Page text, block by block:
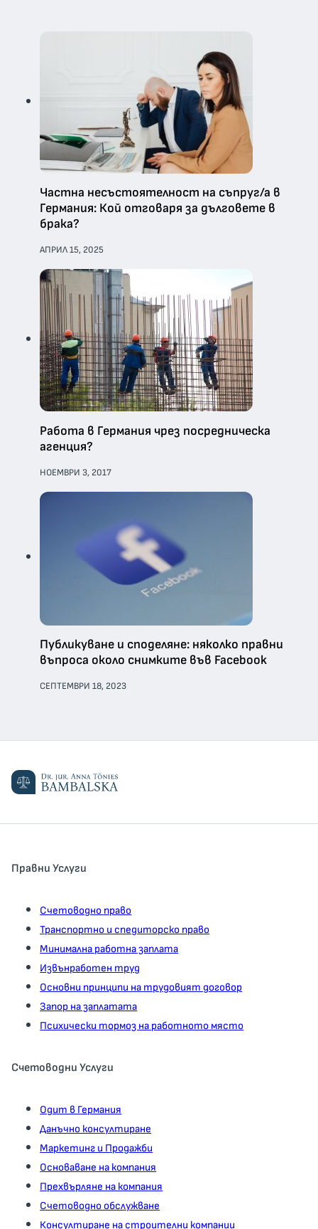
Частна несъстоятелност на съпруг/а в
Германия: Кой отговаря за дълговете в
брака?
АПРИЛ 15, 2025
Работа в Германия чрез посредническа
агенция?
НОЕМВРИ 3, 2017
Публикуване и споделяне: няколко правни
въпроса около снимките във Facebook
СЕПТЕМВРИ 18, 2023
Правни Услуги
Счетоводно право
Транспортно и спедиторско право
Минимална работна заплата
Извънработен труд
Основни принципи на трудовият договор
Запор на заплатата
Психически тормоз на работното място
Счетоводни Услуги
Одит в Германия
Данъчно консултиране
Маркетинг и Продажби
Основаване на компания
Прехвърляне на компания
Счетоводно обслужване
Консултиране на строителни компании